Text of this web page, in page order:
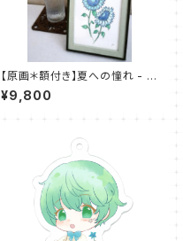
【原画＊額付き】夏への憧れ - lo
nging for summer -
¥9,800